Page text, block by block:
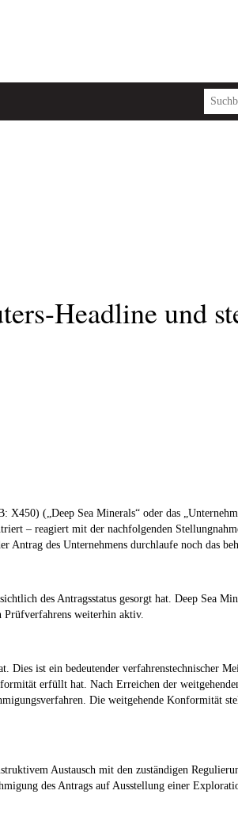
Headline und
X450) („ Deep Sea Minerals“ oder das „
– reagiert mit der nachfolgenden
des Unternehmens durchlaufe noch das
des Antragsstatus gesorgt hat. Deep Sea
Prüfverfahrens weiterhin aktiv.
ist ein bedeutender verfahrenstechnischer
erfüllt hat. Nach Erreichen der
Die weitgehende Konformität
Austausch mit den zuständigen
des Antrags auf Ausstellung einer